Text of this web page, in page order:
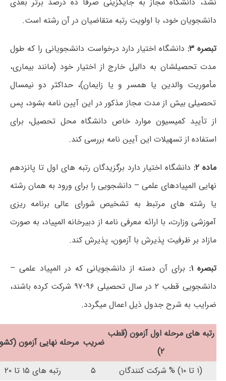
دانشجویان خود، با اولویت رتبه متقاضیان در آن رشته است.
تبصره ۳:
دانشگاه اختیار دارد درخواست دانشجویانی را که طول
مدت تحصیلشان به دالیل خارج از اختیار خود (مانند بیماری،
مأموریت والدین یا همسر و یا زایمان)، حداکثر دو نیمسال
تحصیلی بیش از مدت مجاز مذکور در این آیین نامه بشود، پس
از تأیید کمیسیون موارد خاص دانشگاه محل تحصیل، برای
استفاده از تسهیلات این آیین نامه بررسی کند.
ماده ۲:
دانشگاه اختیار دارد برگزیدگان رتبه های اول تا پانزدهم
نهایی المپیادهای علمی – دانشجویی را برای ورود به همان رشته
یا رشته های مرتبط به تشخیص شورای عالی برنامه ریزی
آموزشی وزارت، با ارائه معرفی نامه از دبیرخانه المپیاد، به صورت
مازاد بر ظرفیت پذیرش با آزمون، پذیرش کند.
تبصره ۱:
برای آن دسته از دانشجویانی که در المپیاد علمی –
دانشجویی قطب ۲ در سال تحصیلی ۹۶-۹۷ شرکت کرده باشند،
ضرایب به شرح جدول ذیل اعمال میگردد.
رتبه های مرحله اول آزمون (قطب
۲)
ضریب مرحله نهایی آزمون
(۱ تا ۱۰) % شرکت کنندگان ۵
رتبه های ۱۵ تا ۲۰